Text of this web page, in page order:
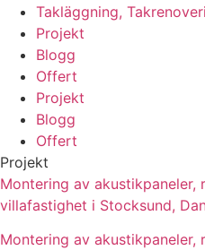
Takläggning,
Projekt
Blogg
Offert
Projekt
Blogg
Offert
Projekt
Montering av
villafastighet i Stocksund,
Montering av